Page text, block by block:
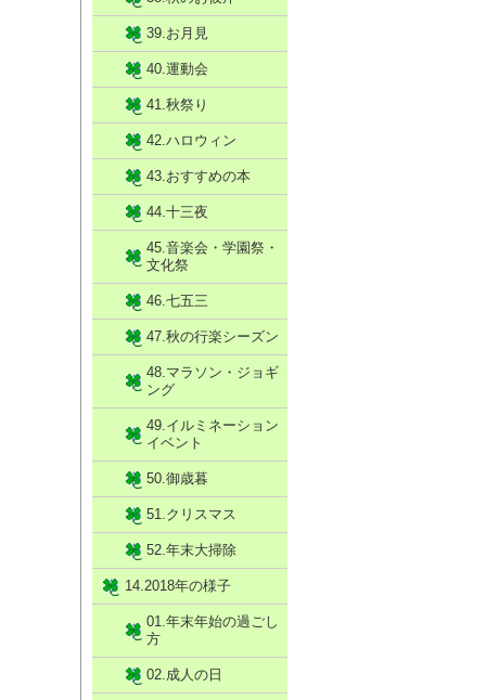
39.お月見
40.運動会
41.秋祭り
42.ハロウィン
43.おすすめの本
44.十三夜
45.音楽会・学園祭・
文化祭
46.七五三
47.秋の行楽シーズン
48.マラソン・ジョギ
ング
49.イルミネーション
イベント
50.御歳暮
51.クリスマス
52.年末大掃除
14.2018年の様子
01.年末年始の過ごし
方
02.成人の日